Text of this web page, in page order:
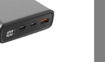
Cover
Werktage